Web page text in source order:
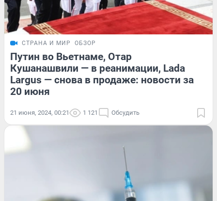
СТРАНА И МИР ОБЗОР
Путин во Вьетнаме, Отар
Кушанашвили — в реанимации, Lada
Largus — снова в продаже: новости за
20 июня
21 июня, 2024, 00:21 1 121 Обсудить